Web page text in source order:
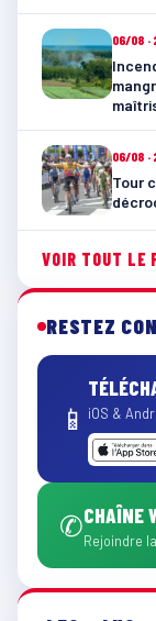
06/08 ·
06/08 ·
Tour
VOIR TOUT
RESTEZ
📱 iOS &
✆CHAÎNE
Rejoindre